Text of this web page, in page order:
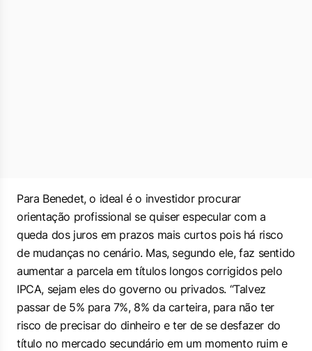
Para Benedet, o ideal é o investidor procurar
orientação profissional se quiser especular com a
queda dos juros em prazos mais curtos pois há risco
de mudanças no cenário. Mas, segundo ele, faz sentido
aumentar a parcela em títulos longos corrigidos pelo
IPCA, sejam eles do governo ou privados. “Talvez
passar de 5% para 7%, 8% da carteira, para não ter
risco de precisar do dinheiro e ter de se desfazer do
título no mercado secundário em um momento ruim e